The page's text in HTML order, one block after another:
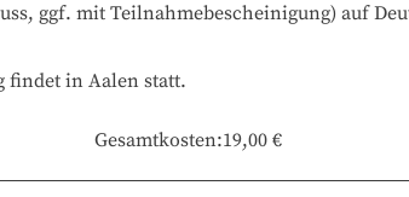
ggf. mit Teilnahmebescheinigung) auf
findet in Aalen statt.
Gesamtkosten:19,00 €